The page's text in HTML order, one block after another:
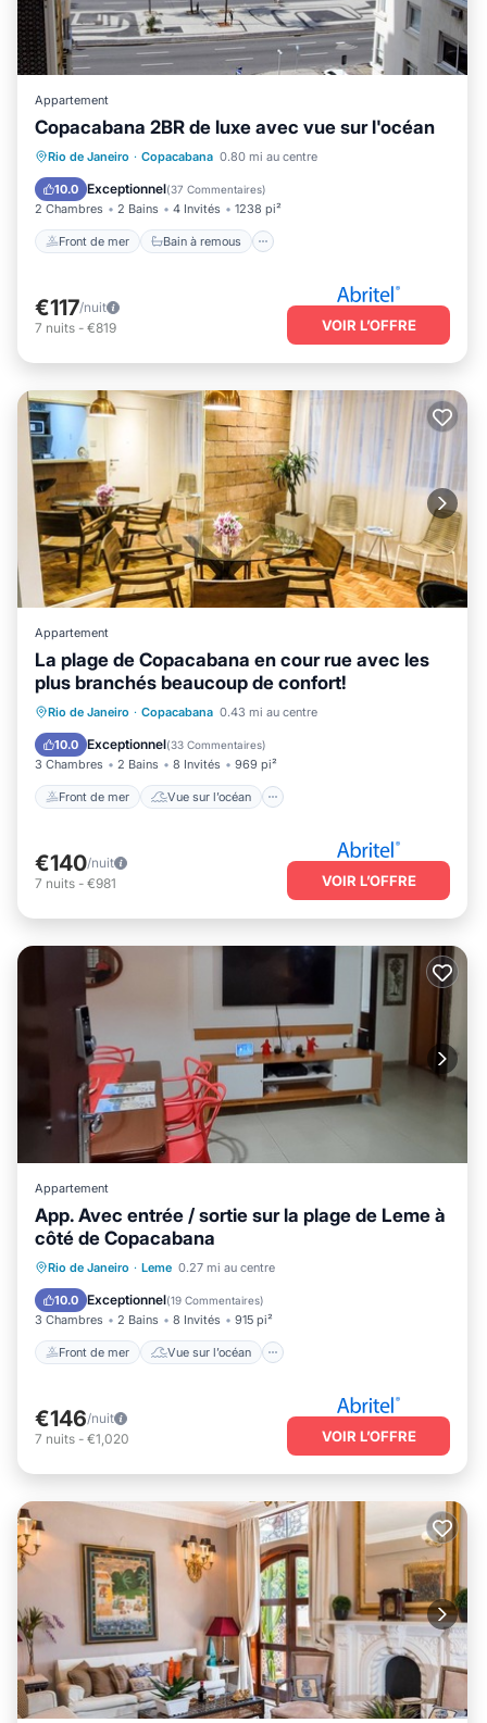
Appartement
Copacabana 2BR de luxe avec vue sur l'océan
Rio de Janeiro · Copacabana 0.80 mi au centre
10.0 Exceptionnel(37 Commentaires)
2 Chambres 2 Bains 4 Invités 1238 pi²
Front de mer Bain à remous
Front de mer
Bain à remous
Vue sur l’océan
Vue
€117/nuit
7 nuits - €819 VOIR L’OFFRE
Appartement
La plage de Copacabana en cour rue avec les
plus branchés beaucoup de confort!
Rio de Janeiro · Copacabana 0.43 mi au centre
10.0 Exceptionnel(33 Commentaires)
3 Chambres 2 Bains 8 Invités 969 pi²
Front de mer Vue sur l’océan
Front de mer Vue sur l’océan
Cuisine
€140/nuit
7 nuits - €981 VOIR L’OFFRE
Appartement
App. Avec entrée / sortie sur la plage de Leme à
côté de Copacabana
Rio de Janeiro · Leme 0.27 mi au centre
10.0 Exceptionnel(19 Commentaires)
3 Chambres 2 Bains 8 Invités 915 pi²
Front de mer Vue sur l’océan
Front de mer Vue sur l’océan
Animaux acceptés
€146/nuit
7 nuits - €1,020 VOIR L’OFFRE